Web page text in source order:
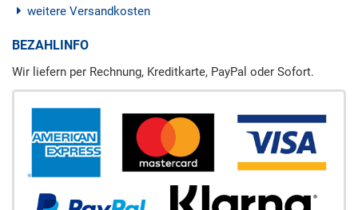
weitere Versandkosten
BEZAHLINFO
Wir liefern per Rechnung, Kreditkarte, PayPal oder Sofort.